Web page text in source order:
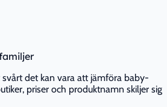
det kan vara att jämföra baby-
priser och produktnamn skiljer sig